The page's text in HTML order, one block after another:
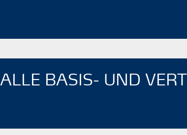
ALLE BASIS- UND